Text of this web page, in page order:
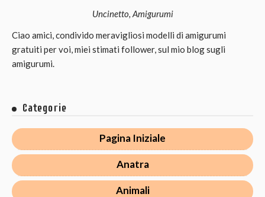
Uncinetto, Amigurumi
Ciao amici, condivido meravigliosi modelli di amigurumi
gratuiti per voi, miei stimati follower, sul mio blog sugli
amigurumi.
Categorie
Pagina Iniziale
Anatra
Animali